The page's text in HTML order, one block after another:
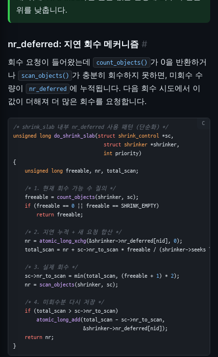
위를 낮춥니다.
nr_deferred: 지연 회수 메커니즘 #
회수 요청이 들어왔는데 count_objects() 가 0을 반환하거
나
scan_objects() 가 충분히 회수하지 못하면, 미회수 수
량이
nr_deferred 에 누적됩니다. 다음 회수 시도에서 이
값이 더해져 더 많은 회수를 요청합니다.
/* shrink_slab 내부 nr_deferred 사용 패턴 (단순화) */
unsigned long do_shrink_slab(struct shrink_control *sc,
struct shrinker *shrinker,
int priority)
{
unsigned long freeable, nr, total_scan;
/* 1. 현재 회수 가능 수 질의 */
    freeable =
count_objects(shrinker, sc);
if (freeable == 0 || freeable == SHRINK_EMPTY)
return freeable;
/* 2. 지연 누적 + 새 요청 합산 */
    nr =
atomic_long_xchg(&shrinker->nr_deferred[nid], 0);
    total_scan = nr + sc->nr_to_scan * freeable / (shrinker->seeks ?:
/* 3. 실제 회수 */
    sc->nr_to_scan = min(total_scan, (freeable +
1) * 2);
    nr =
scan_objects(shrinker, sc);
/* 4. 미회수분 다시 저장 */
if (total_scan > sc->nr_to_scan)
atomic_long_add(total_scan - sc->nr_to_scan,
                        &shrinker->nr_deferred[nid]);
return nr;
}